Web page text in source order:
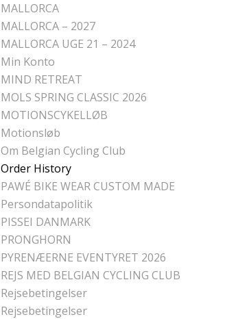
MALLORCA
MALLORCA – 2027
MALLORCA UGE 21 – 2024
Min Konto
MIND RETREAT
MOLS SPRING CLASSIC 2026
MOTIONSCYKELLØB
Motionsløb
Om Belgian Cycling Club
Order History
PAWÉ BIKE WEAR CUSTOM MADE
Persondatapolitik
PISSEI DANMARK
PRONGHORN
PYRENÆERNE EVENTYRET 2026
REJS MED BELGIAN CYCLING CLUB
Rejsebetingelser
Rejsebetingelser